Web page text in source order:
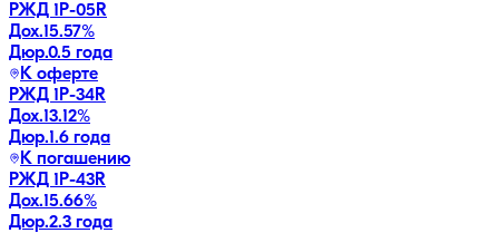
РЖД 1Р-05R
Дох.15.57%
Дюр.0.5 года
К оферте
РЖД 1Р-34R
Дох.13.12%
Дюр.1.6 года
К погашению
РЖД 1Р-43R
Дох.15.66%
Дюр.2.3 года